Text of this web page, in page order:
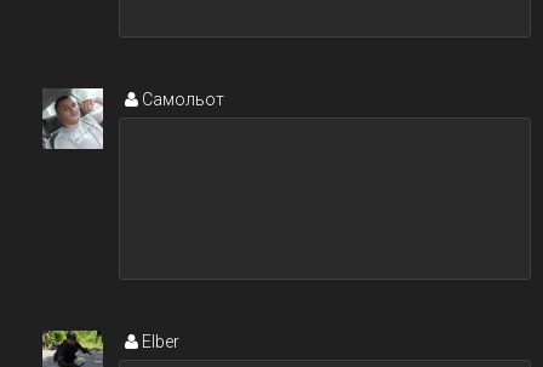
Самольот
Elber